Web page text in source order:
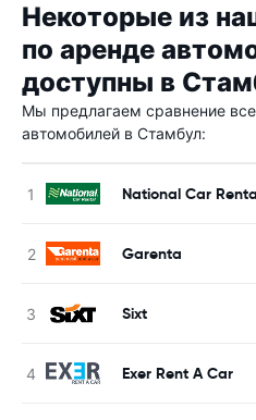
Некоторые из
по аренде
доступны в
Мы предлагаем сравнение
автомобилей в Стамбул:
National Car
Garenta
Sixt
Exer Rent A Car